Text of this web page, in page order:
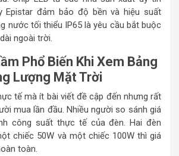
Epistar đảm bảo độ bền và hiệu suất
nước tối thiểu IP65 là yêu cầu bắt buộc
ngoài trời.
Phổ Biến Khi Xem Bảng
Lượng Mặt Trời
tế mà ít bài viết đề cập đến nhưng rất
mua lần đầu. Nhiều người so sánh giá
công suất thực tế của đèn. Hai đèn
chiếc 50W và một chiếc 100W thì giá
toàn.